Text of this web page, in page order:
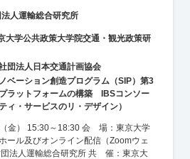
人運輸総合研究所
大学公共政策大学院交通・観光政策研
団法人日本交通計画協会
ーション創造プログラム（SIP）第3
ラットフォームの構築 IBSコンソー
ィ・サービスのリ・デザイン）
金） 15:30～18:30 会 場：東京大学
ール及びオンライン配信（Zoomウェ
法人運輸総合研究所 共 催：東京大